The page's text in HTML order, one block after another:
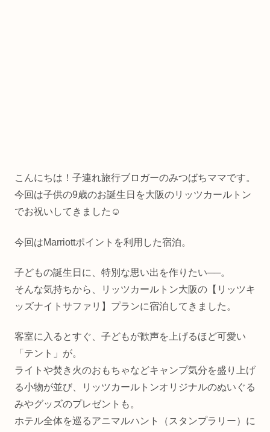
こんにちは！子連れ旅行ブロガーのみつばちママです。
今回は子供の9歳のお誕生日を大阪のリッツカールトン
でお祝いしてきました☺️
今回はMarriottポイントを利用した宿泊。
子どもの誕生日に、特別な思い出を作りたい──。
そんな気持ちから、リッツカールトン大阪の【リッツキ
ッズナイトサファリ】プランに宿泊してきました。
客室に入るとすぐ、子どもが歓声を上げるほど可愛い
「テント」が。
ライトや焚き火のおもちゃなどキャンプ気分を盛り上げ
る小物が並び、リッツカールトンオリジナルのぬいぐる
みやグッズのプレゼントも。
ホテル全体を巡るアニマルハント（スタンプラリー）に